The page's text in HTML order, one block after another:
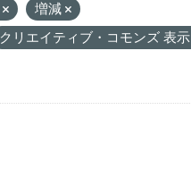
増減
クリエイティブ・コモンズ 表示